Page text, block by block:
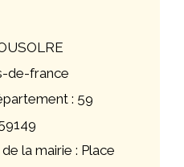
de-france
: 59
la mairie : Place